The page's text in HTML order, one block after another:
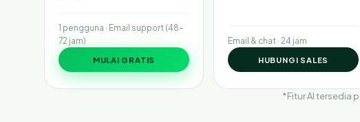
1 pengguna · Email support (48–
72 jam)
MULAI GRATIS
Email & chat · 24 jam
HUBUNGI SALES
*Fitur AI tersedia